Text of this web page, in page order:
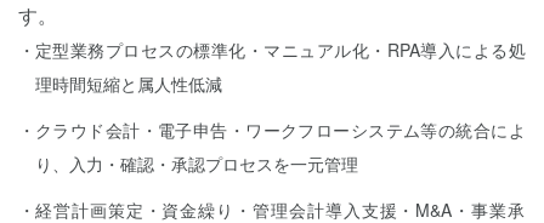
す。
定型業務プロセスの標準化・マニュアル化・RPA導入による処
理時間短縮と属人性低減
クラウド会計・電子申告・ワークフローシステム等の統合によ
り、入力・確認・承認プロセスを一元管理
経営計画策定・資金繰り・管理会計導入支援・M&A・事業承